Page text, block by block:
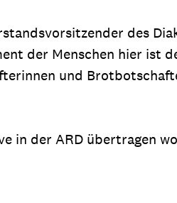
des
der Menschen hier ist
und
in der ARD übertragen